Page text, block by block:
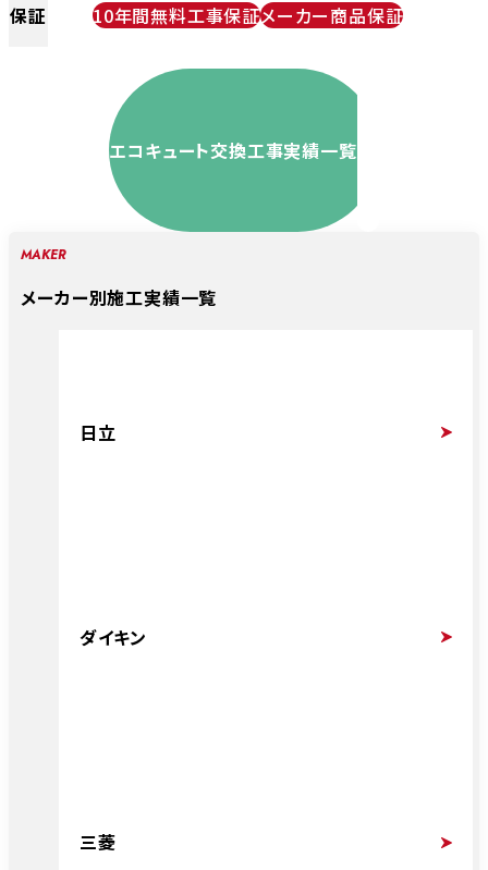
保証 10年間無料工事保証メーカー商品保証
エコキュート交換工事実績一覧
MAKER
メーカー別施工実績一覧
日立
ダイキン
三菱